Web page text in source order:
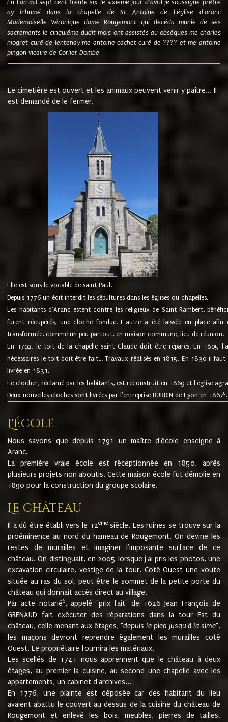
En l'an mil sept cent trente six le sixième jour d'avril je soussigné prêtre
ay inhumé dans la chapelle de St Antoine de l'église d'aranc
Mademoiselle Véronique dame Rougemont qui decéda munie de ses
sacrements le cinquième dudit mois ont assistés au obsèques me charles
niogret curé de lentenay me antoine cachet curé de ???? et me antoine
pingon vicaire de Corlier Dombe
Le cimetière est ouvert et les animaux peuvent venir y paître... Il
est demandé de le fermer.
Elle est sous le vocable de saint Paul.
Depuis 1776 un édit interdit les sépultures dans les églises ou chapelles.
Les habitants d'Aranc estent contre les religieux de Saint Rambert,
furent récupérés, une cloche fondue. L'autre a été laissée en place
transformée, comme un peu partout, en maison commune, lieu de réunion.
En 1792, le toit de la chapelle saint Claude doit être réparés. En 1805
nécessaires le toit doit être fait... Travaux réalisés en 1815. En 1830 il
livrée en 1831.
Le clocher, réclamé par les habitants, est reconstruit en 1869 et l'église
Deux nouvelles cloches sont livrées par l'entreprise BURDIN de Lyon en 18678.
L'école
Nous savons que depuis 1791 un maître d'école enseigne à
Aranc.
La première vraie école est réceptionnée en 1850, après
plusieurs projets non aboutis. Cette maison école fut démolie en
1890 pour la construction du groupe scolaire.
Le château
Il a dû être établi vers le 12èmesiècle. Les ruines se trouve sur la
proéminence au nord du hameau de Rougemont. On devine les
restes de murailles et imaginer l'imposante surface de ce
château. On distinguait, en 2005 lorsque j'ai pris les photos, une
excavation circulaire, vestige de la tour. Coté Ouest une voute
située au ras du sol, peut être le sommet de la petite porte du
château qui donnait accès direct au village.
Par acte notarié6, appelé "prix fait" de 1626 Jean François de
GRENAUD fait exécuter des réparations dans la tour Est du
château, celle menant aux étages, "depuis le pied jusqu'à la sime".
les maçons devront reprendre également les murailles coté
Ouest. Le propriétaire fournira les matériaux.
Les scellés de 1741 nous apprennent que le château à deux
étages, au premier la cuisine, au second une chapelle avec les
appartements, un cabinet d'archives...
En 1776, une plainte est déposée car des habitant du lieu
avaient abattu le couvert au dessus de la cuisine du château de
Rougemont et enlevé les bois, meubles, pierres de tailles,